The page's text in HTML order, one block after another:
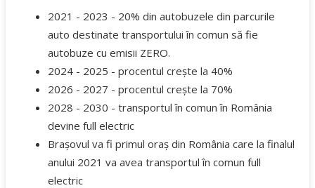
2021 - 2023 - 20% din autobuzele din parcurile
auto destinate transportului în comun să fie
autobuze cu emisii ZERO.
2024 - 2025 - procentul crește la 40%
2026 - 2027 - procentul crește la 70%
2028 - 2030 - transportul în comun în România
devine full electric
Brașovul va fi primul oraș din România care la finalul
anului 2021 va avea transportul în comun full
electric